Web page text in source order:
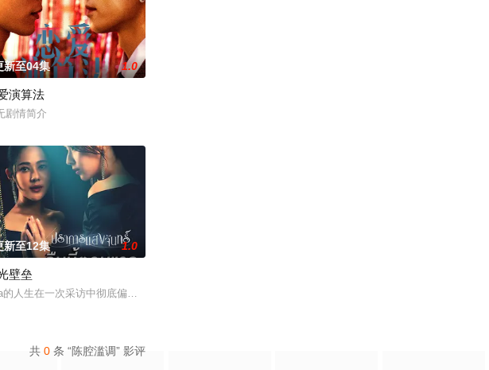
新至04集 1.0
演算法
剧情简介
彩plot to fri
新至12集 1.0
壁垒
的人生在一次采访中彻底偏离了轨道，她采访的对象是泰国著名房地产集团继承人Khae-arun。表面
共 0 条 “陈腔滥调” 影评